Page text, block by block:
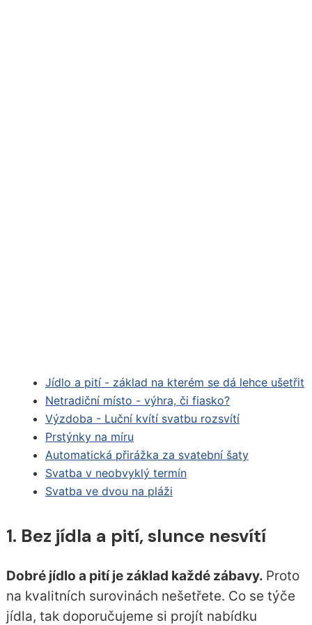
Jídlo a pití - základ na kterém se dá lehce ušetřit
Netradiční místo - výhra, či fiasko?
Výzdoba - Luční kvítí svatbu rozsvítí
Prstýnky na míru
Automatická přirážka za svatební šaty
Svatba v neobvyklý termín
Svatba ve dvou na pláži
1. Bez jídla a pití, slunce nesvítí
Dobré jídlo a pití je základ každé zábavy. Proto
na kvalitních surovinách nešetřete. Co se týče
jídla, tak doporučujeme si projít nabídku